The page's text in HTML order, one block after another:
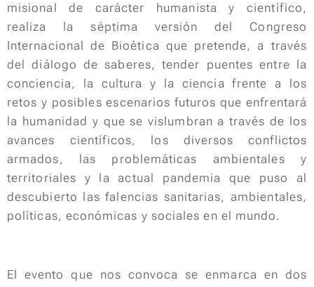
misional de carácter humanista y científico,
realiza la séptima versión del Congreso
Internacional de Bioética que pretende, a través
del diálogo de saberes, tender puentes entre la
conciencia, la cultura y la ciencia frente a los
retos y posibles escenarios futuros que enfrentará
la humanidad y que se vislumbran a través de los
avances científicos, los diversos conflictos
armados, las problemáticas ambientales y
territoriales y la actual pandemia que puso al
descubierto las falencias sanitarias, ambientales,
políticas, económicas y sociales en el mundo.
El evento que nos convoca se enmarca en dos